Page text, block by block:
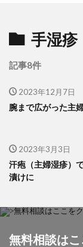
手湿疹
記事8件
2023年12月7日
腕まで広がった主
2023年3月3日
汗疱（主婦湿疹）
漬けに
無料相談は